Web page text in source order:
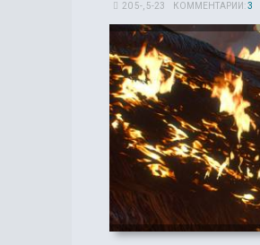
20 5-, 5-23 КОММЕНТАРИИ:3